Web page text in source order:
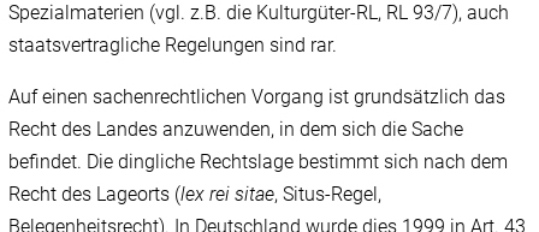
Spezialmaterien (vgl. z.B. die Kulturgüter-RL, RL 93/‌7), auch
staatsvertragliche Regelungen sind rar.
Auf einen sachenrechtlichen Vorgang ist grundsätzlich das
Recht des Landes anzuwenden, in dem sich die Sache
befindet. Die dingliche Rechtslage bestimmt sich nach dem
Recht des Lageorts (lex rei sitae, Situs-Regel,
Belegenheitsrecht). In Deutschland wurde dies 1999 in Art. 43